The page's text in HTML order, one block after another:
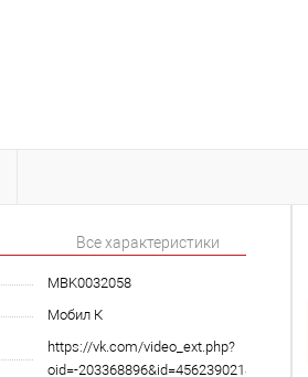
Все характеристики
MBK0032058
Мобил К
https://vk.com/video_ext.php?
oid=-203368896&id=456239021&hd=2